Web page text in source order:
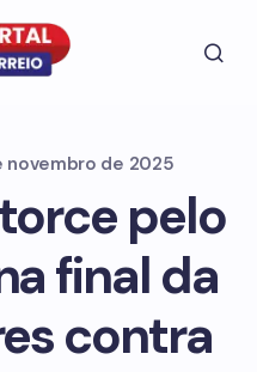
novembro de 2025
pelo
final da
contra